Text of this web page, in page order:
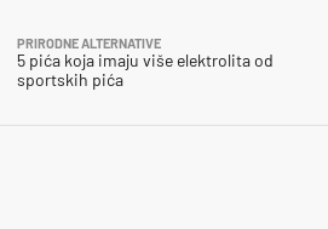
PRIRODNE ALTERNATIVE
5 pića koja imaju više elektrolita od
sportskih pića